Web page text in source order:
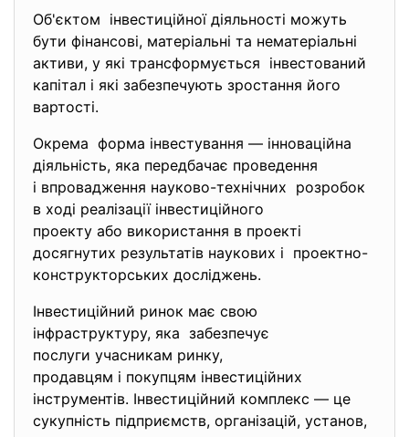
Об'єктом інвестиційної діяльності можуть
бути фінансові, матеріальні та нематеріальні
активи, у які трансформується інвестований
капітал і які забезпечують зростання його
вартості.
Окрема форма інвестування — інноваційна
діяльність, яка передбачає проведення
і впровадження науково-технічних розробок
в ході реалізації інвестиційного
проекту або використання в проекті
досягнутих результатів наукових і проектно-
конструкторських досліджень.
Інвестиційний ринок має свою
інфраструктуру, яка забезпечує
послуги учасникам ринку,
продавцям і покупцям інвестиційних
інструментів. Інвестиційний комплекс — це
сукупність підприємств, організацій, установ,